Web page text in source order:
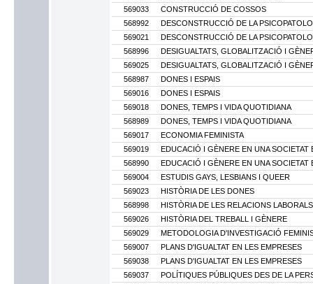
569033
CONSTRUCCIÓ DE COSSOS
568992
DESCONSTRUCCIÓ DE LA
569021
DESCONSTRUCCIÓ DE LA
568996
DESIGUALTATS, GLOBALITZACIÓ I
569025
DESIGUALTATS, GLOBALITZACIÓ I
568987
DONES I ESPAIS
569016
DONES I ESPAIS
569018
DONES, TEMPS I VIDA QUOTIDIANA
568989
DONES, TEMPS I VIDA QUOTIDIANA
569017
ECONOMIA FEMINISTA
569019
EDUCACIÓ I GÈNERE EN UNA SOCIETAT
568990
EDUCACIÓ I GÈNERE EN UNA SOCIETAT
569004
ESTUDIS GAYS, LESBIANS I QUEER
569023
HISTÒRIA DE LES DONES
568998
HISTÒRIA DE LES RELACIONS LABORALS
569026
HISTÒRIA DEL TREBALL I GÈNERE
569029
METODOLOGIA D'INVESTIGACIÓ
569007
PLANS D'IGUALTAT EN LES EMPRESES
569038
PLANS D'IGUALTAT EN LES EMPRESES
569037
POLÍTIQUES PÚBLIQUES DES DE LA